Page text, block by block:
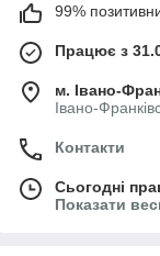
99%
Працює з
м. Івано-
Івано-
Контакти
Сьогодні
Показати